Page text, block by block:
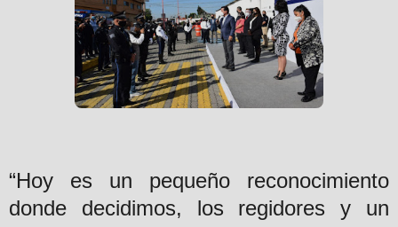
“Hoy es un pequeño reconocimiento
donde decidimos, los regidores y un